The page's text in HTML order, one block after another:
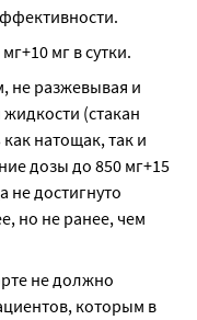
мг в сутки.
не разжевывая и
(стакан
натощак, так и
дозы до 850 мг+15
не достигнуто
но не ранее, чем
не должно
которым в